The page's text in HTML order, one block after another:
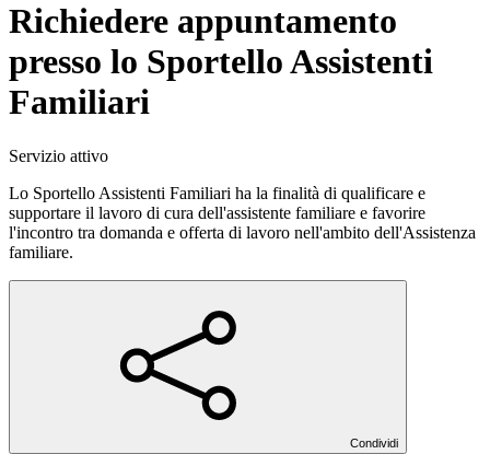
Richiedere appuntamento
presso lo Sportello Assistenti
Familiari
Servizio attivo
Lo Sportello Assistenti Familiari ha la finalità di qualificare e
supportare il lavoro di cura dell'assistente familiare e favorire
l'incontro tra domanda e offerta di lavoro nell'ambito dell'Assistenza
familiare.
Condividi